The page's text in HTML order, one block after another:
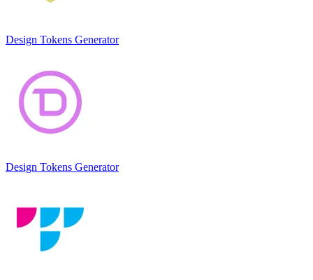
Design Tokens Generator
Design Tokens Generator